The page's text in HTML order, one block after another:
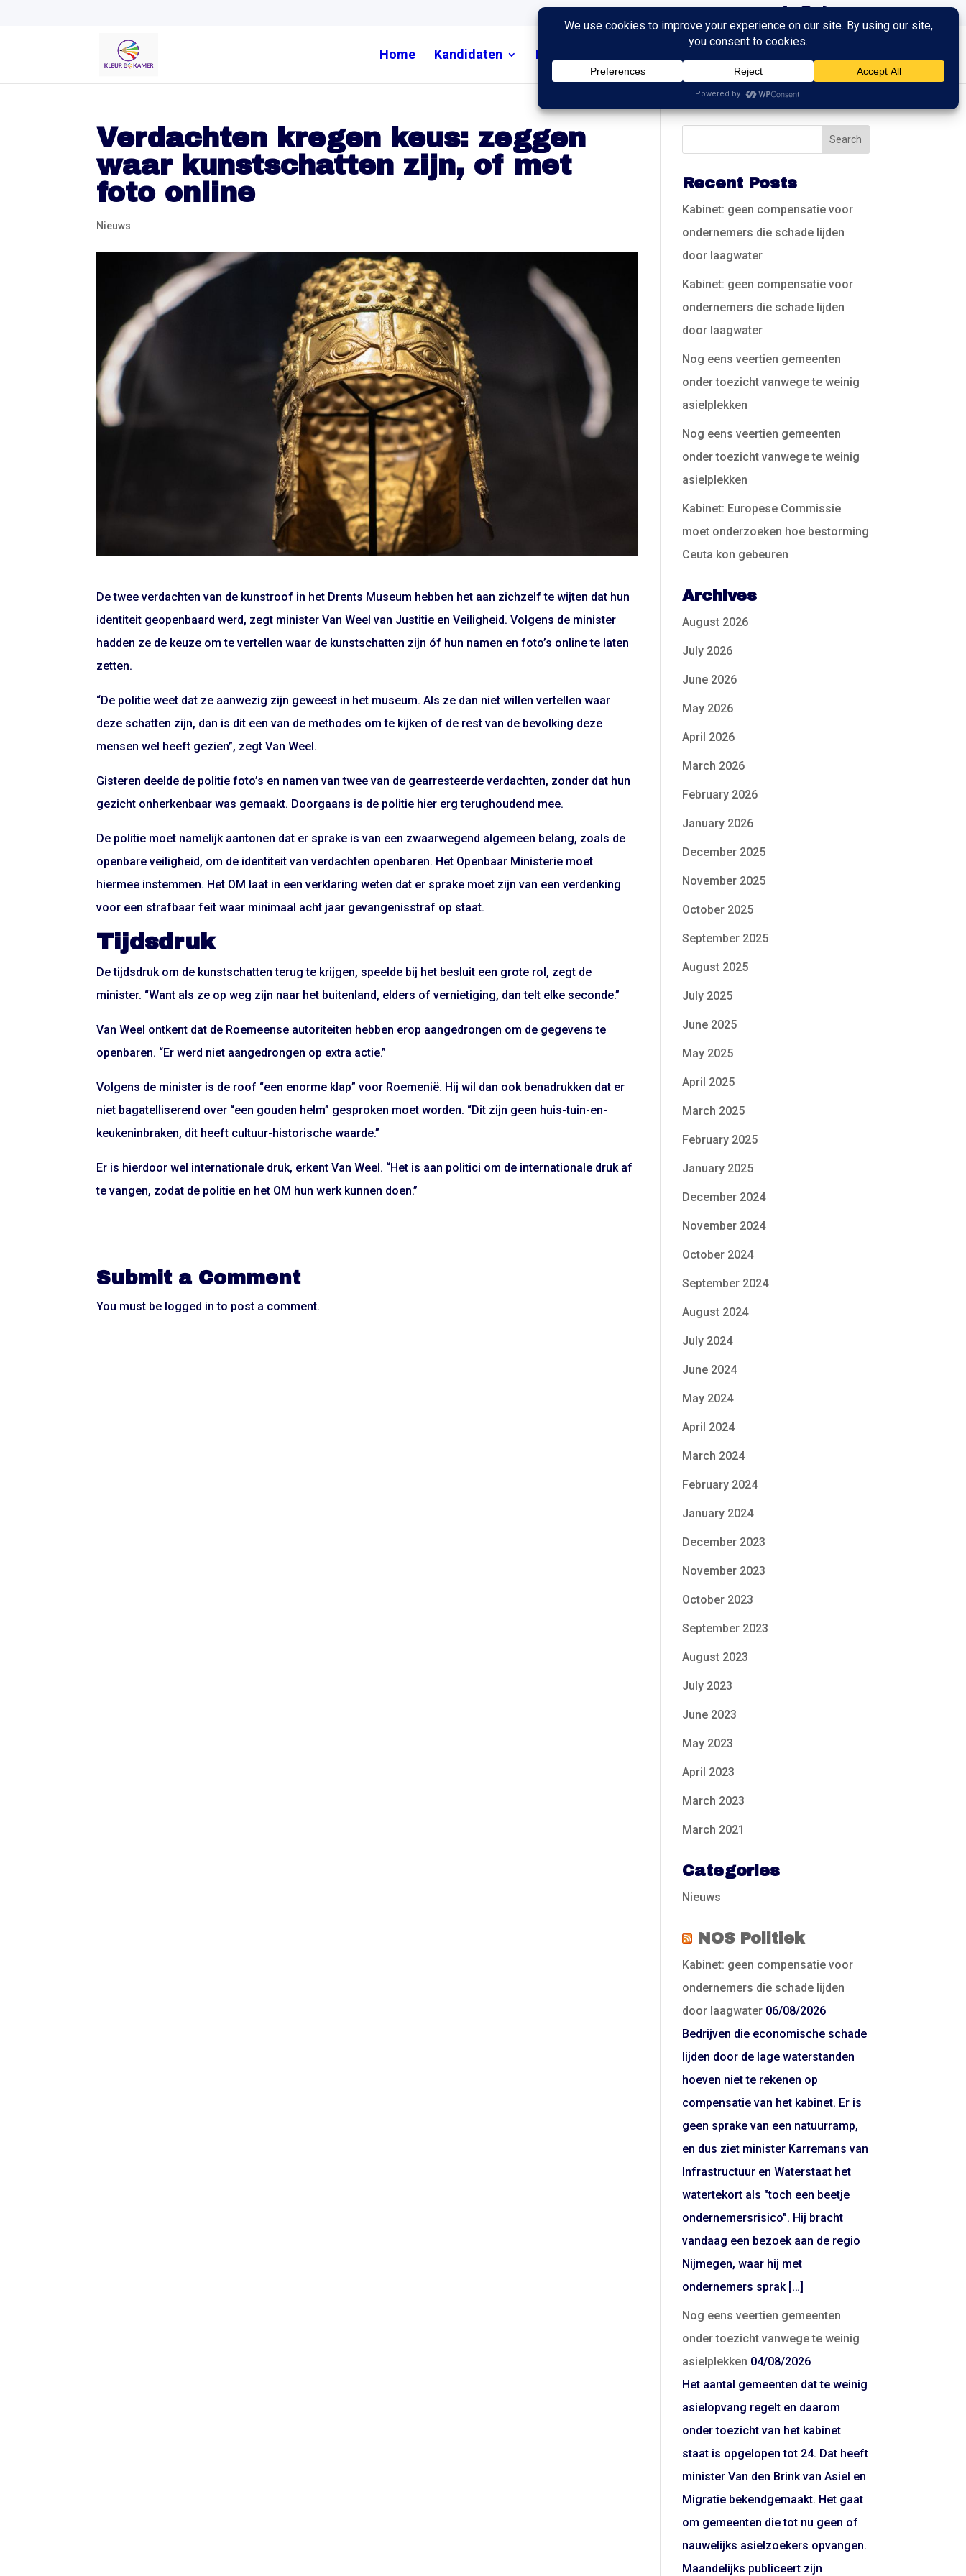
Home Kandidaten Nieuws
Verdachten kregen keus: zeggen
waar kunstschatten zijn, of met
foto online
Nieuws
De twee verdachten van de kunstroof in het Drents Museum hebben het aan zichzelf te wijten dat hun
identiteit geopenbaard werd, zegt minister Van Weel van Justitie en Veiligheid. Volgens de minister
hadden ze de keuze om te vertellen waar de kunstschatten zijn óf hun namen en foto’s online te laten
zetten.
“De politie weet dat ze aanwezig zijn geweest in het museum. Als ze dan niet willen vertellen waar
deze schatten zijn, dan is dit een van de methodes om te kijken of de rest van de bevolking deze
mensen wel heeft gezien”, zegt Van Weel.
Gisteren deelde de politie foto’s en namen van twee van de gearresteerde verdachten, zonder dat hun
gezicht onherkenbaar was gemaakt. Doorgaans is de politie hier erg terughoudend mee.
De politie moet namelijk aantonen dat er sprake is van een zwaarwegend algemeen belang, zoals de
openbare veiligheid, om de identiteit van verdachten openbaren. Het Openbaar Ministerie moet
hiermee instemmen. Het OM laat in een verklaring weten dat er sprake moet zijn van een verdenking
voor een strafbaar feit waar minimaal acht jaar gevangenisstraf op staat.
Tijdsdruk
De tijdsdruk om de kunstschatten terug te krijgen, speelde bij het besluit een grote rol, zegt de
minister. “Want als ze op weg zijn naar het buitenland, elders of vernietiging, dan telt elke seconde.”
Van Weel ontkent dat de Roemeense autoriteiten hebben erop aangedrongen om de gegevens te
openbaren. “Er werd niet aangedrongen op extra actie.”
Volgens de minister is de roof “een enorme klap” voor Roemenië. Hij wil dan ook benadrukken dat er
niet bagatelliserend over “een gouden helm” gesproken moet worden. “Dit zijn geen huis-tuin-en-
keukeninbraken, dit heeft cultuur-historische waarde.”
Er is hierdoor wel internationale druk, erkent Van Weel. “Het is aan politici om de internationale druk af
te vangen, zodat de politie en het OM hun werk kunnen doen.”
Submit a Comment
You must be logged in to post a comment.
Recent Posts
Kabinet: geen compensatie voor
ondernemers die schade lijden
door laagwater
Kabinet: geen compensatie voor
ondernemers die schade lijden
door laagwater
Nog eens veertien gemeenten
onder toezicht vanwege te weinig
asielplekken
Nog eens veertien gemeenten
onder toezicht vanwege te weinig
asielplekken
Kabinet: Europese Commissie
moet onderzoeken hoe bestorming
Ceuta kon gebeuren
Archives
August 2026
July 2026
June 2026
May 2026
April 2026
March 2026
February 2026
January 2026
December 2025
November 2025
October 2025
September 2025
August 2025
July 2025
June 2025
May 2025
April 2025
March 2025
February 2025
January 2025
December 2024
November 2024
October 2024
September 2024
August 2024
July 2024
June 2024
May 2024
April 2024
March 2024
February 2024
January 2024
December 2023
November 2023
October 2023
September 2023
August 2023
July 2023
June 2023
May 2023
April 2023
March 2023
March 2021
Categories
Nieuws
NOS Politiek
Kabinet: geen compensatie voor
ondernemers die schade lijden
door laagwater 06/08/2026
Bedrijven die economische schade
lijden door de lage waterstanden
hoeven niet te rekenen op
compensatie van het kabinet. Er is
geen sprake van een natuurramp,
en dus ziet minister Karremans van
Infrastructuur en Waterstaat het
watertekort als "toch een beetje
ondernemersrisico". Hij bracht
vandaag een bezoek aan de regio
Nijmegen, waar hij met
ondernemers sprak […]
Nog eens veertien gemeenten
onder toezicht vanwege te weinig
asielplekken 04/08/2026
Het aantal gemeenten dat te weinig
asielopvang regelt en daarom
onder toezicht van het kabinet
staat is opgelopen tot 24. Dat heeft
minister Van den Brink van Asiel en
Migratie bekendgemaakt. Het gaat
om gemeenten die tot nu geen of
nauwelijks asielzoekers opvangen.
Maandelijks publiceert zijn